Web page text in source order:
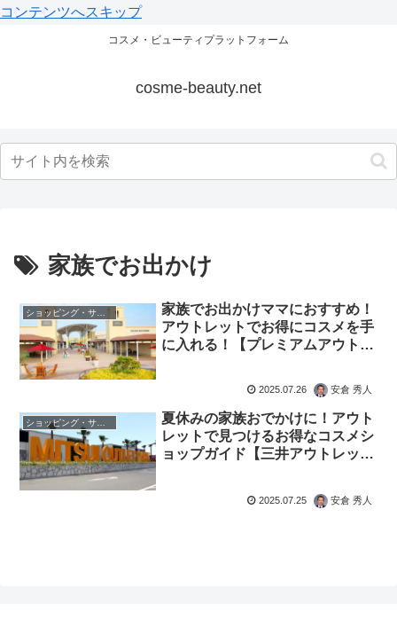
コンテンツへスキップ
コスメ・ビューティプラットフォーム
cosme-beauty.net
家族でお出かけ
ショッピング・サロン
家族でお出かけママにおすすめ！
アウトレットでお得にコスメを手
に入れる！【プレミアムアウトレ
2025.07.26 安倉 秀人
ショッピング・サロン
夏休みの家族おでかけに！アウト
レットで見つけるお得なコスメシ
ョップガイド【三井アウトレット
2025.07.25 安倉 秀人